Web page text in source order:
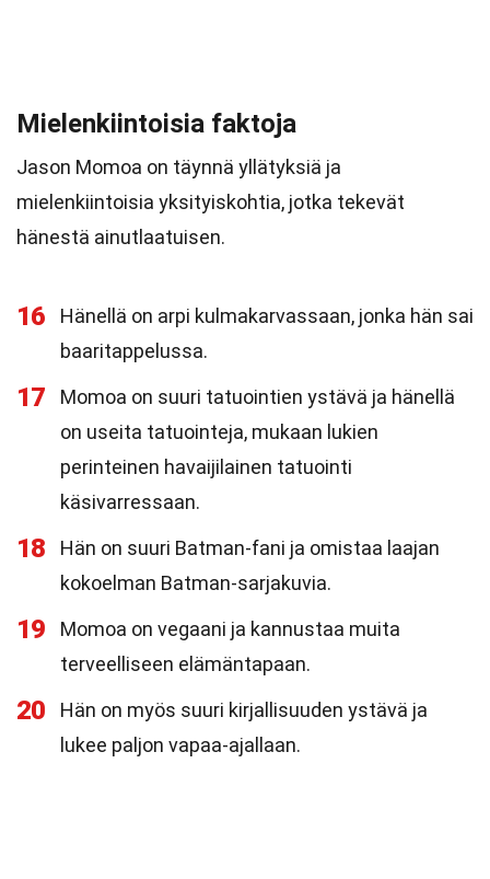
Mielenkiintoisia faktoja
Jason Momoa on täynnä yllätyksiä ja
mielenkiintoisia yksityiskohtia, jotka tekevät
hänestä ainutlaatuisen.
16
Hänellä on arpi kulmakarvassaan, jonka hän sai
baaritappelussa.
17
Momoa on suuri tatuointien ystävä ja hänellä
on useita tatuointeja, mukaan lukien
perinteinen havaijilainen tatuointi
käsivarressaan.
18
Hän on suuri Batman-fani ja omistaa laajan
kokoelman Batman-sarjakuvia.
19
Momoa on vegaani ja kannustaa muita
terveelliseen elämäntapaan.
20
Hän on myös suuri kirjallisuuden ystävä ja
lukee paljon vapaa-ajallaan.